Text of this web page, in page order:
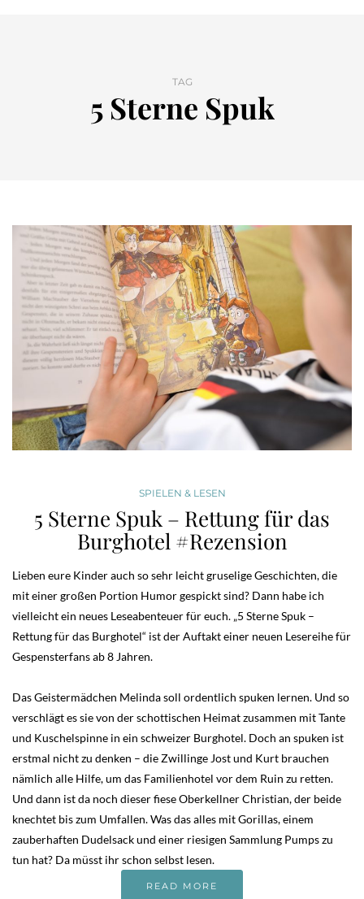
TAG
5 Sterne Spuk
SPIELEN & LESEN
5 Sterne Spuk – Rettung für das
Burghotel #Rezension
Lieben eure Kinder auch so sehr leicht gruselige Geschichten, die
mit einer großen Portion Humor gespickt sind? Dann habe ich
vielleicht ein neues Leseabenteuer für euch. „5 Sterne Spuk –
Rettung für das Burghotel“ ist der Auftakt einer neuen Lesereihe für
Gespensterfans ab 8 Jahren.
Das Geistermädchen Melinda soll ordentlich spuken lernen. Und so
verschlägt es sie von der schottischen Heimat zusammen mit Tante
und Kuschelspinne in ein schweizer Burghotel. Doch an spuken ist
erstmal nicht zu denken – die Zwillinge Jost und Kurt brauchen
nämlich alle Hilfe, um das Familienhotel vor dem Ruin zu retten.
Und dann ist da noch dieser fiese Oberkellner Christian, der beide
knechtet bis zum Umfallen. Was das alles mit Gorillas, einem
zauberhaften Dudelsack und einer riesigen Sammlung Pumps zu
tun hat? Da müsst ihr schon selbst lesen.
READ MORE